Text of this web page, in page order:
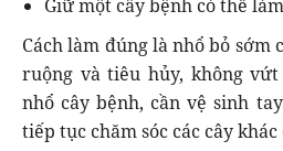
Giữ một cây bệnh có thể
Cách làm đúng là nhổ bỏ sớm
ruộng và tiêu hủy, không
nhổ cây bệnh, cần vệ sinh
tiếp tục chăm sóc các cây